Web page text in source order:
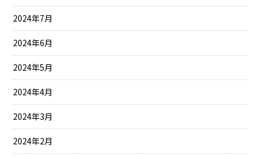
2024年7月
2024年6月
2024年5月
2024年4月
2024年3月
2024年2月